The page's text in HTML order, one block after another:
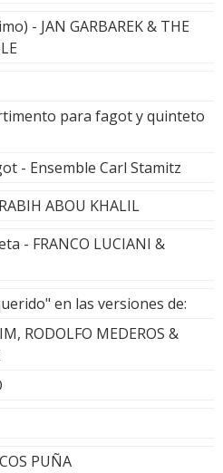
- JAN GARBAREK & THE
para fagot y quinteto
- Ensemble Carl Stamitz
ABOU KHALIL
- FRANCO LUCIANI &
en las versiones de:
RODOLFO MEDEROS &
PUÑA